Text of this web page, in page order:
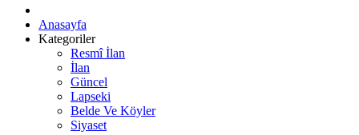
Anasayfa
Kategoriler
Resmî İlan
İlan
Güncel
Lapseki
Belde Ve Köyler
Siyaset